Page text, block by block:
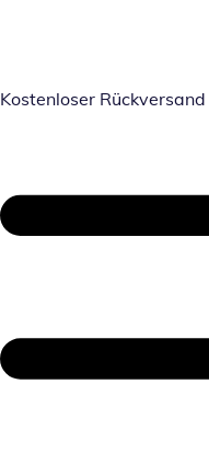
Kostenloser Rückversand